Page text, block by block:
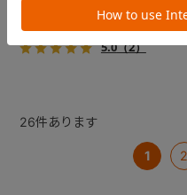
ゃんやネコちゃんの抜け出し
を防止！キャリー部前面にメ
ッシュがプラスされた通気性
￥39,600
5.0（2）
26件あります
1 2